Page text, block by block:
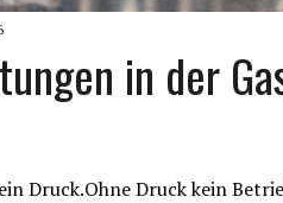
in der
Druck.Ohne Druck kein